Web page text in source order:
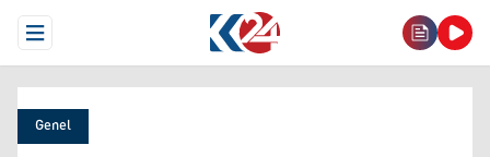
Open Menu
Genel